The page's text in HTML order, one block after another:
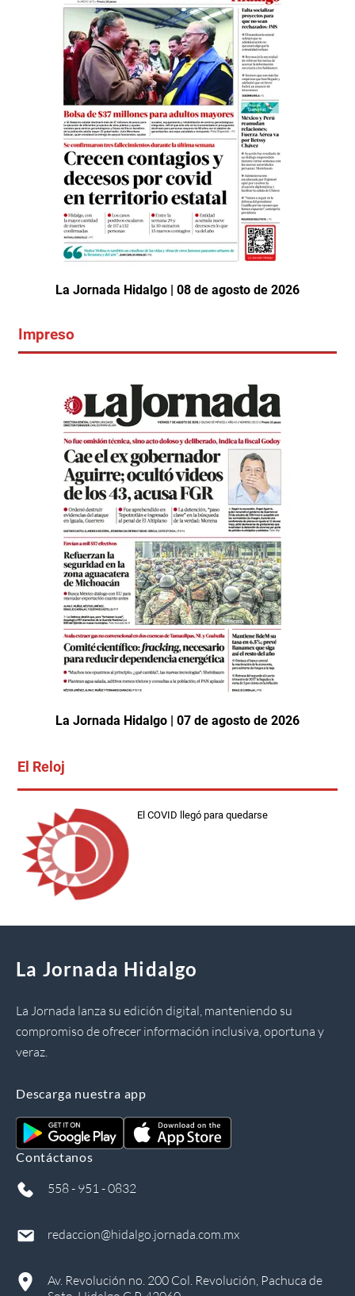
La Jornada Hidalgo | 08 de agosto de 2026
Impreso
La Jornada Hidalgo | 07 de agosto de 2026
El Reloj
El COVID llegó para quedarse
La Jornada Hidalgo
La Jornada lanza su edición digital, manteniendo su
compromiso de ofrecer información inclusiva, oportuna y
veraz.
Descarga nuestra app
Contáctanos
558 - 951 - 0832
redaccion@hidalgo.jornada.com.mx
Av. Revolución no. 200 Col. Revolución, Pachuca de